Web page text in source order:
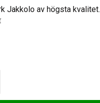
Jakkolo av högsta kvalitet.